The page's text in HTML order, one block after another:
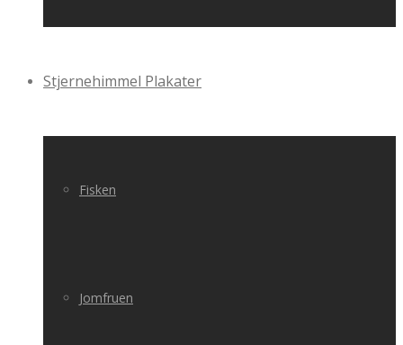
Stjernehimmel Plakater
Fisken
Jomfruen